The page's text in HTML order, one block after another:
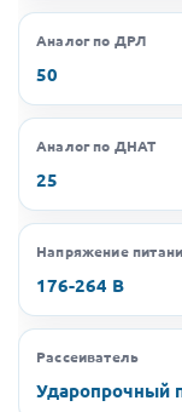
Аналог по ДРЛ
50
Аналог по ДНАТ
25
Напряжение
176-264 В
Рассеиватель
Ударопрочный